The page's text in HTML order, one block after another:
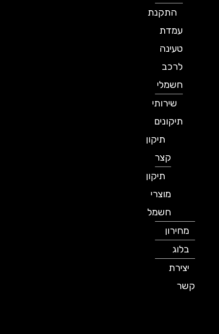
התקנת
עמדת
טעינה
לרכב
חשמלי
שירותי
תיקונים
תיקון
תיקון
מוצרי
חשמל
מחירון
יצירת
קשר